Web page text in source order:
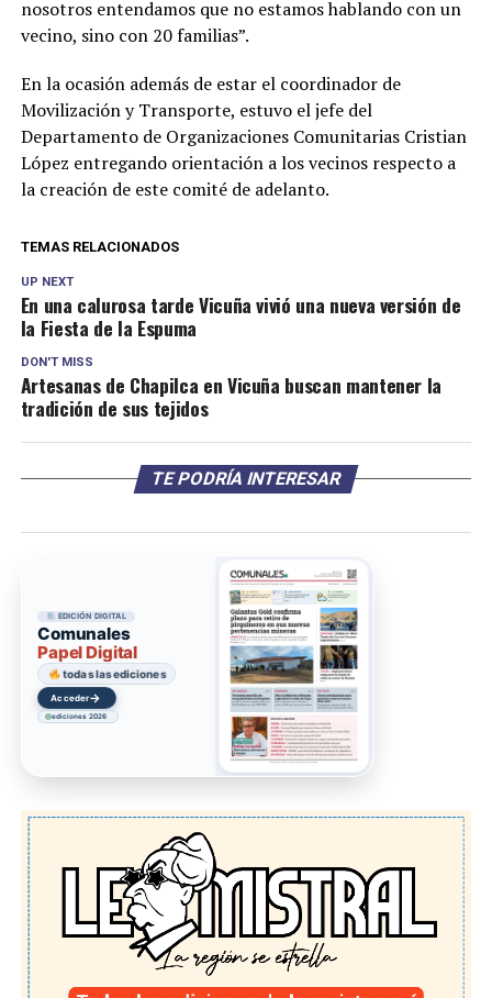
nosotros entendamos que no estamos hablando con un
vecino, sino con 20 familias”.
En la ocasión además de estar el coordinador de
Movilización y Transporte, estuvo el jefe del
Departamento de Organizaciones Comunitarias Cristian
López entregando orientación a los vecinos respecto a
la creación de este comité de adelanto.
TEMAS RELACIONADOS
UP NEXT
En una calurosa tarde Vicuña vivió una nueva versión de
la Fiesta de la Espuma
DON'T MISS
Artesanas de Chapilca en Vicuña buscan mantener la
tradición de sus tejidos
TE PODRÍA INTERESAR
EDICIÓN DIGITAL
Comunales
Papel Digital
todas las ediciones
Acceder→
ediciones 2026